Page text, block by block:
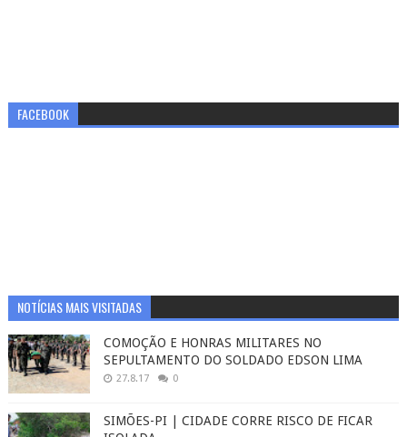
FACEBOOK
NOTÍCIAS MAIS VISITADAS
COMOÇÃO E HONRAS MILITARES NO
SEPULTAMENTO DO SOLDADO EDSON LIMA
27.8.17 0
SIMÕES-PI | CIDADE CORRE RISCO DE FICAR